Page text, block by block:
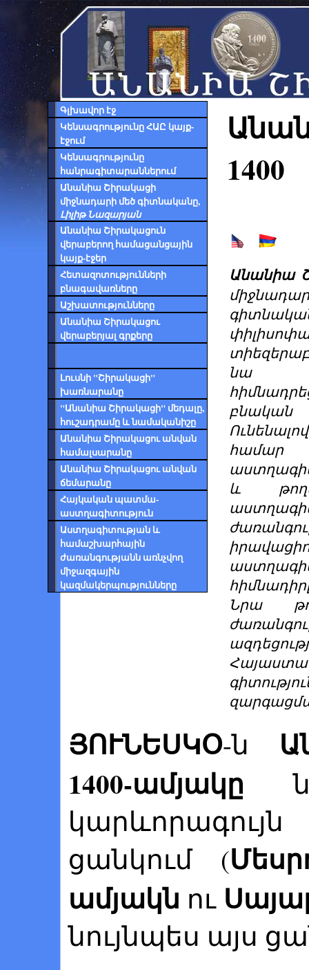
Գլխավոր էջ
Կենսագրությունը ՀԱԸ կայք-
էջում
Կենսագրությունը
հանրագիտարաններում
Անանիա Շիրակացի
միջնադարի մեծ գիտնականը,
Լիլիթ Նազարյան
Անանիա Շիրակացուն
վերաբերող համացանցային
կայք-էջեր
Հետազոտությունների
բնագավառները
Աշխատությունները
Անանիա Շիրակացու
վերաբերյալ գրքերը
Լուսնի "Շիրակացի"
խառնարանը
"Անանիա Շիրակացի" մեդալը,
հուշադրամը և նամականիշը
Անանիա Շիրակացու անվան
համալսարանը
Անանիա Շիրակացու անվան
ճեմարանը
Հայկական պատմա-
աստղագիտություն
Աստղագիտության և
համաշխարհային
ժառանգությանն առնչվող
միջազգային
կազմակերպությունները
1400
Անանիա
նա
բնական
և
Նրա
ՅՈՒՆԵՍԿՕ-ն
1400-ամյակը
ցանկում (
ամյակն ու
նույնպես այս